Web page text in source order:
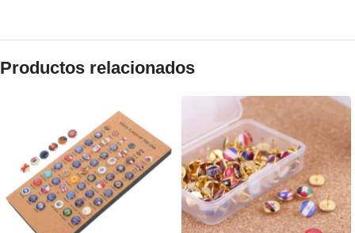
Productos relacionados